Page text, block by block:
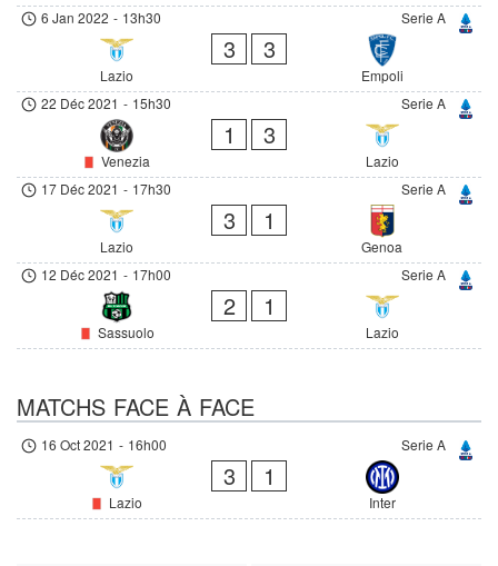
Serie A
6 Jan 2022 - 13h30
Lazio
3 3
Empoli
Serie A
22 Déc 2021 - 15h30
Venezia
1 3
Lazio
Serie A
17 Déc 2021 - 17h30
Lazio
3 1
Genoa
Serie A
12 Déc 2021 - 17h00
Sassuolo
2 1
Lazio
MATCHS FACE À FACE
Serie A
16 Oct 2021 - 16h00
Lazio
3 1
Inter